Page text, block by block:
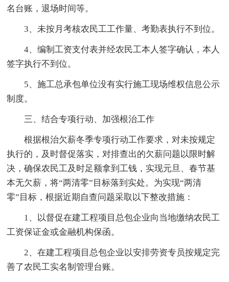
名台账，退场时间等。
3、未按月考核农民工工作量、考勤表执行不到位。
4、编制工资支付表并经农民工本人签字确认，本人
签字执行不到位。
5、施工总承包单位没有实行施工现场维权信息公示
制度。
三、结合专项行动、加强根治工作
根据根治欠薪冬季专项行动工作要求，对未按规定
执行的，及时督促落实，对排查出的欠薪问题以限时解
决，确保农民工及时足额拿到工钱，实现元旦、春节基
本无欠薪，将“两清零”目标落到实处。为实现“两清
零”目标，根据近期自查问题采取以下整改措施：
1、以督促在建工程项目总包企业向当地缴纳农民工
工资保证金或金融机构保函。
2、在建工程项目总包企业以安排劳资专员按规定完
善了农民工实名制管理台账。